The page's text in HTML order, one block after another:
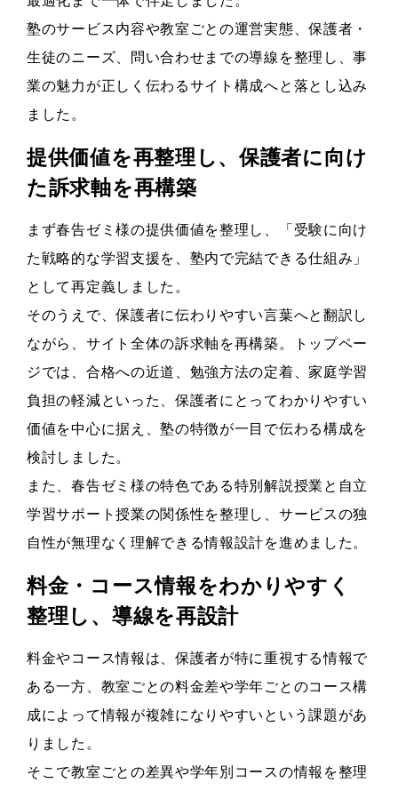
塾のサービス内容や教室ごとの運営実態、保護者・
生徒のニーズ、問い合わせまでの導線を整理し、事
業の魅力が正しく伝わるサイト構成へと落とし込み
ました。
提供価値を再整理し、保護者に向け
た訴求軸を再構築
まず春告ゼミ様の提供価値を整理し、「受験に向け
た戦略的な学習支援を、塾内で完結できる仕組み」
として再定義しました。
そのうえで、保護者に伝わりやすい言葉へと翻訳し
ながら、サイト全体の訴求軸を再構築。トップペー
ジでは、合格への近道、勉強方法の定着、家庭学習
負担の軽減といった、保護者にとってわかりやすい
価値を中心に据え、塾の特徴が一目で伝わる構成を
検討しました。
また、春告ゼミ様の特色である特別解説授業と自立
学習サポート授業の関係性を整理し、サービスの独
自性が無理なく理解できる情報設計を進めました。
料金・コース情報をわかりやすく
整理し、導線を再設計
料金やコース情報は、保護者が特に重視する情報で
ある一方、教室ごとの料金差や学年ごとのコース構
成によって情報が複雑になりやすいという課題があ
りました。
そこで教室ごとの差異や学年別コースの情報を整理